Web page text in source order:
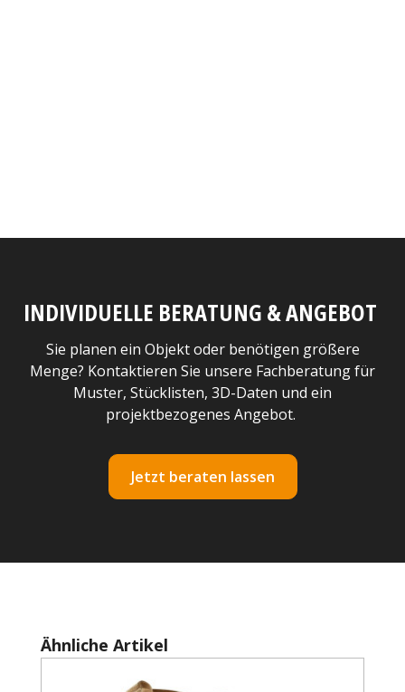
INDIVIDUELLE BERATUNG & ANGEBOT
Sie planen ein Objekt oder benötigen größere
Menge? Kontaktieren Sie unsere Fachberatung für
Muster, Stücklisten, 3D-Daten und ein
projektbezogenes Angebot.
Jetzt beraten lassen
Produktgalerie überspringen
Ähnliche Artikel